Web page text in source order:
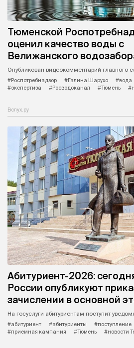
Тюменской
оценил качество воды с
Велижанского
Опубликован видеокомментарий главного
#Роспотребнадзор
#Галина Шарухо #вода
#экспертиза
#Росводоканал #Тюмень
Вслух.ру
Абитуриент-2026:
России опубликуют
зачислении в основной
На госуслуги абитуриентам поступит
#абитуриент
#абитуриенты #поступление
#приемная кампания
#Тюмень #новости